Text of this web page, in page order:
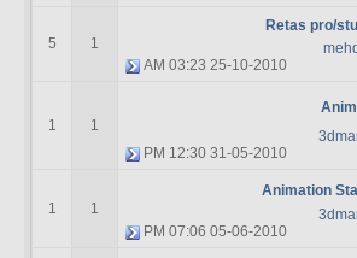
Retas pro/
25-10-2010
03:23 AM
1
5
31-05-2010
12:30 PM
1
1
Animation
05-06-2010
07:06 PM
1
1